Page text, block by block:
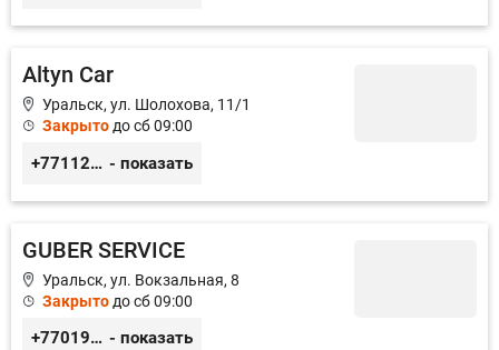
Altyn Car
Уральск, ул. Шолохова, 11/1
Закрыто до сб 09:00
+77112214646 - показать
GUBER SERVICE
Уральск, ул. Вокзальная, 8
Закрыто до сб 09:00
+77019623618 - показать